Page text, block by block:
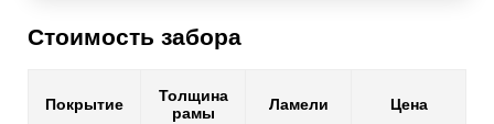
Стоимость забора
Покрытие
Толщина
рамы
Ламели Цена